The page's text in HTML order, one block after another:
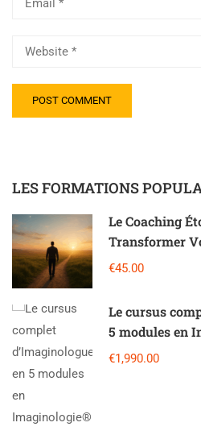
LES FORMATIONS
Le Coaching
Transformer
potentiel
€45.00
Le cursus
5 modules en
€1,990.00